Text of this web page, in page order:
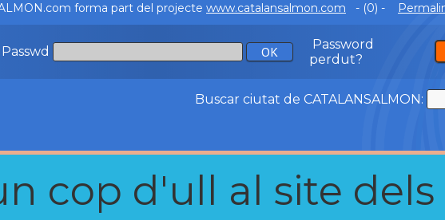
forma part del projecte www.catalansalmon.com - (0) -
Passwd
Password
perdut?
Buscar ciutat de CATALANSALMON:
cop d'ull al site dels